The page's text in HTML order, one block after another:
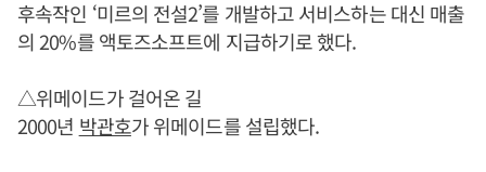
후속작인 ‘미르의 전설2’를 개발하고 서비스하는 대신 매출
의 20%를 액토즈소프트에 지급하기로 했다.
△위메이드가 걸어온 길
2000년 박관호가 위메이드를 설립했다.